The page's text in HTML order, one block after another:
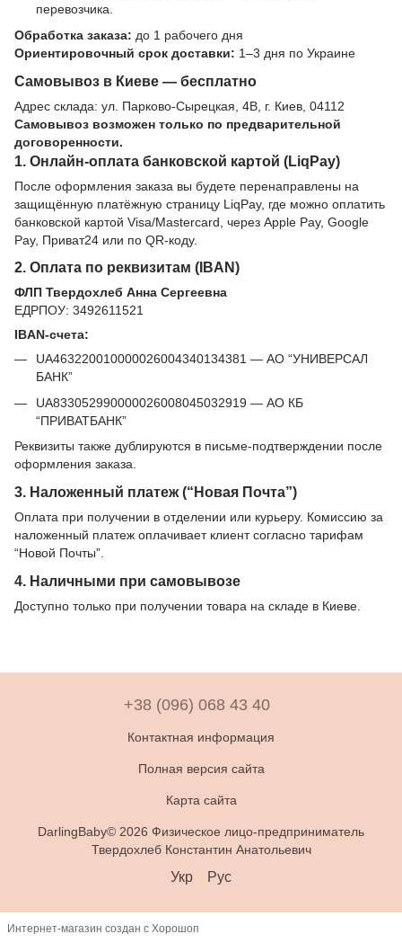
перевозчика.
Обработка заказа: до 1 рабочего дня
Ориентировочный срок доставки: 1–3 дня по Украине
Самовывоз в Киеве — бесплатно
Адрес склада: ул. Парково-Сырецкая, 4В, г. Киев, 04112
Самовывоз возможен только по предварительной
договоренности.
1. Онлайн-оплата банковской картой (LiqPay)
После оформления заказа вы будете перенаправлены на
защищённую платёжную страницу LiqPay, где можно оплатить
банковской картой Visa/Mastercard, через Apple Pay, Google
Pay, Приват24 или по QR-коду.
2. Оплата по реквизитам (IBAN)
ФЛП Твердохлеб Анна Сергеевна
ЕДРПОУ: 3492611521
IBAN-счета:
UA463220010000026004340134381 — АО “УНИВЕРСАЛ
БАНК”
UA833052990000026008045032919 — АО КБ
“ПРИВАТБАНК”
Реквизиты также дублируются в письме-подтверждении после
оформления заказа.
3. Наложенный платеж (“Новая Почта”)
Оплата при получении в отделении или курьеру. Комиссию за
наложенный платеж оплачивает клиент согласно тарифам
“Новой Почты”.
4. Наличными при самовывозе
Доступно только при получении товара на складе в Киеве.
+38 (096) 068 43 40
Контактная информация
Полная версия сайта
Карта сайта
DarlingBaby© 2026 Физическое лицо-предприниматель
Твердохлеб Константин Анатольевич
Укр Рус
Интернет-магазин создан с Хорошоп